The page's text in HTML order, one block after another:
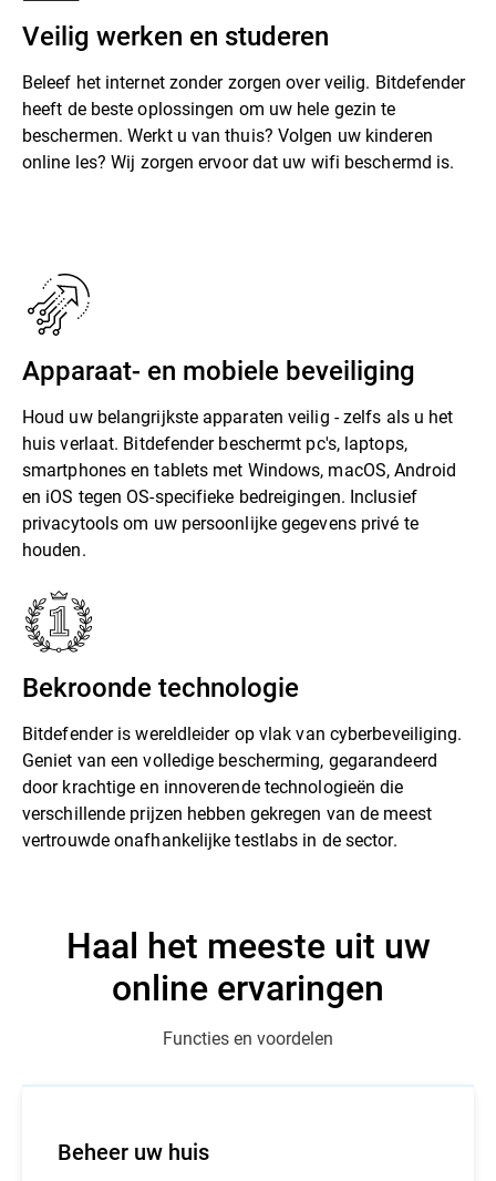
Veilig werken en studeren
Beleef het internet zonder zorgen over veilig. Bitdefender
heeft de beste oplossingen om uw hele gezin te
beschermen. Werkt u van thuis? Volgen uw kinderen
online les? Wij zorgen ervoor dat uw wifi beschermd is.
Apparaat- en mobiele beveiliging
Houd uw belangrijkste apparaten veilig - zelfs als u het
huis verlaat. Bitdefender beschermt pc's, laptops,
smartphones en tablets met Windows, macOS, Android
en iOS tegen OS-specifieke bedreigingen. Inclusief
privacytools om uw persoonlijke gegevens privé te
houden.
Bekroonde technologie
Bitdefender is wereldleider op vlak van cyberbeveiliging.
Geniet van een volledige bescherming, gegarandeerd
door krachtige en innoverende technologieën die
verschillende prijzen hebben gekregen van de meest
vertrouwde onafhankelijke testlabs in de sector.
Haal het meeste uit uw
online ervaringen
Functies en voordelen
Beheer uw huis